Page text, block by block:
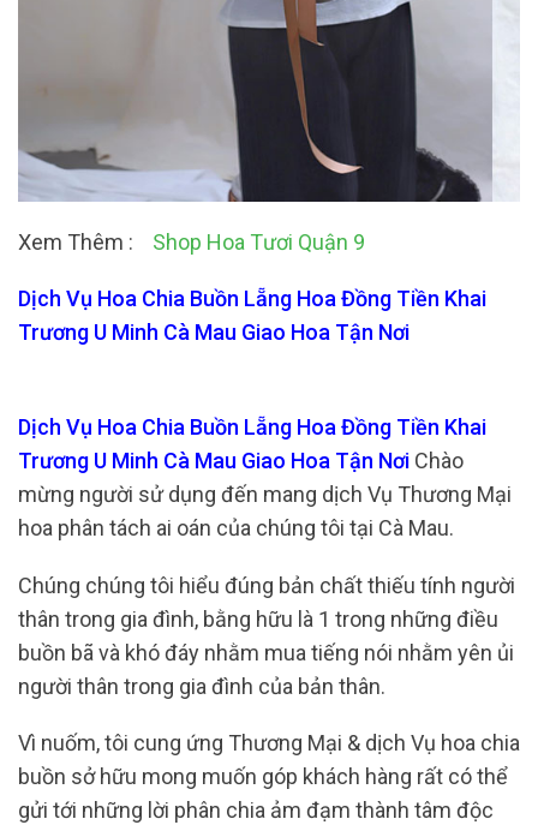
Xem Thêm : Shop Hoa Tươi Quận 9
Dịch Vụ Hoa Chia Buồn Lẵng Hoa Đồng Tiền Khai
Trương U Minh Cà Mau Giao Hoa Tận Nơi
Dịch Vụ Hoa Chia Buồn Lẵng Hoa Đồng Tiền Khai
Trương U Minh Cà Mau Giao Hoa Tận Nơi Chào
mừng người sử dụng đến mang dịch Vụ Thương Mại
hoa phân tách ai oán của chúng tôi tại Cà Mau.
Chúng chúng tôi hiểu đúng bản chất thiếu tính người
thân trong gia đình, bằng hữu là 1 trong những điều
buồn bã và khó đáy nhằm mua tiếng nói nhằm yên ủi
người thân trong gia đình của bản thân.
Vì nuốm, tôi cung ứng Thương Mại & dịch Vụ hoa chia
buồn sở hữu mong muốn góp khách hàng rất có thể
gửi tới những lời phân chia ảm đạm thành tâm độc